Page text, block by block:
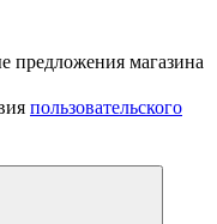
предложения магазина
пользовательского